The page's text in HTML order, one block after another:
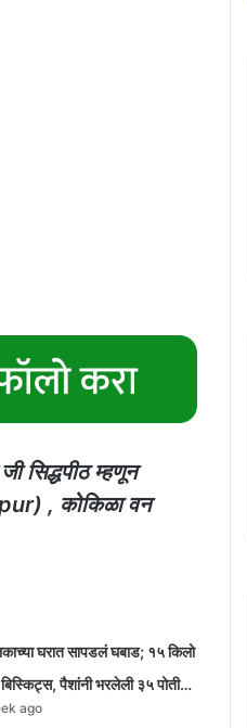
सिद्धपीठ म्हणून
, कोकिळा वन
घरात सापडलं घबाड; १५ किलो
बिस्किट्स, पैशांनी भरलेली ३५ पोती…
ago